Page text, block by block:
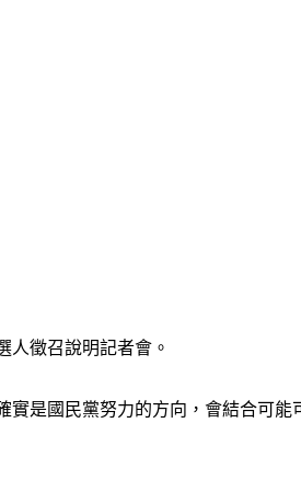
人徵召說明記者會。
是國民黨努力的方向，會結合可能